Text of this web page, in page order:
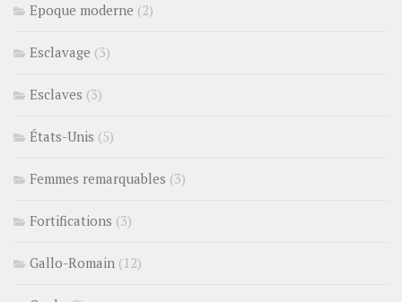
Epoque moderne (2)
Esclavage (3)
Esclaves (3)
États-Unis (5)
Femmes remarquables (3)
Fortifications (3)
Gallo-Romain (12)